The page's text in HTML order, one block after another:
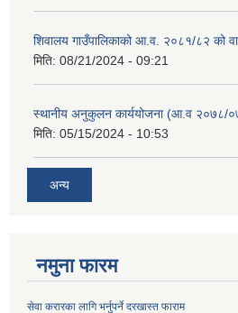
शिवालय गाउँपालिकाको आ.व. २०८१/८२ को
मिति: 08/21/2024 - 09:21
स्थानीय अनुकुलन कार्ययोजना (आ.व २०७८/
मिति: 05/15/2024 - 10:53
अन्य
नमुना फारम
सेवा करारका लागि भर्नुपर्ने दरखास्त फाराम